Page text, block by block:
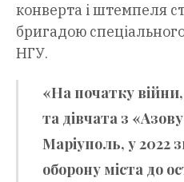
конверта і штемпеля
бригадою
НГУ.
«На початку
та дівчата з
Маріуполь, у 2022
оборону міста до